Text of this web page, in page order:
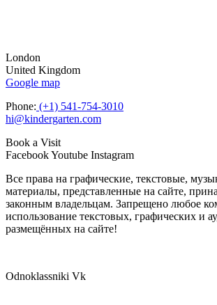
London
United Kingdom
Google map
Phone: (+1) 541-754-3010
hi@kindergarten.com
Book a Visit
FacebookYoutube Instagram
Все права на графические, текстовые,
материалы, представленные на сайте,
законным владельцам. Запрещено любое
использование текстовых, графических и
размещённых на сайте!
Odnoklassniki Vk